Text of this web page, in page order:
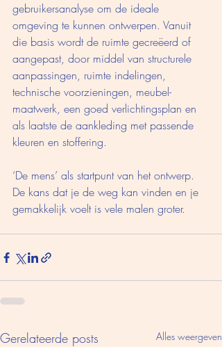
gebruikersanalyse om de ideale
omgeving te kunnen ontwerpen. Vanuit
die basis wordt de ruimte gecreëerd of
aangepast, door middel van structurele
aanpassingen, ruimte indelingen,
technische voorzieningen, meubel-
maatwerk, een goed verlichtingsplan en
als laatste de aankleding met passende
kleuren en stoffering.
‘De mens’ als startpunt van het ontwerp.
De kans dat je de weg kan vinden en je
gemakkelijk voelt is vele malen groter.
Gerelateerde posts Alles weergeven